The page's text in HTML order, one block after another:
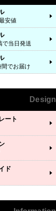
安値
で当日発送
でお届け
Design
ート
ド